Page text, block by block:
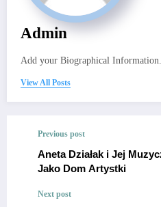
Admin
Add your Biographical Information.
View All Posts
Previous post
Aneta Działak i Jej
Jako Dom Artystki
Next post